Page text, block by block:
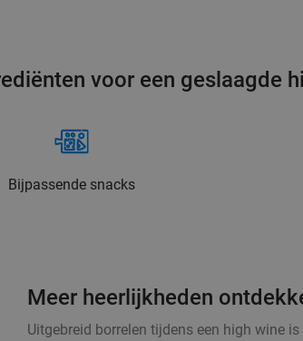
voor een geslaagde
Bijpassende snacks
Meer heerlijkheden
Uitgebreid borrelen tijdens een high wine